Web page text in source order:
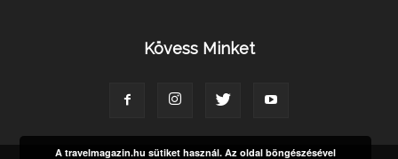
Kövess Minket
A travelmagazin.hu sütiket használ. Az oldal böngészésével